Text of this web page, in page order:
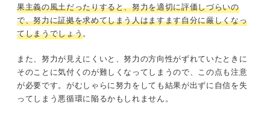
果主義の風土だったりすると、努力を適切に評価しづらいの
で、努力に証拠を求めてしまう人はますます自分に厳しくなっ
てしまうでしょう。
また、努力が見えにくいと、努力の方向性がずれていたときに
そのことに気付くのが難しくなってしまうので、この点も注意
が必要です。がむしゃらに努力をしても結果が出ずに自信を失
ってしまう悪循環に陥るかもしれません。